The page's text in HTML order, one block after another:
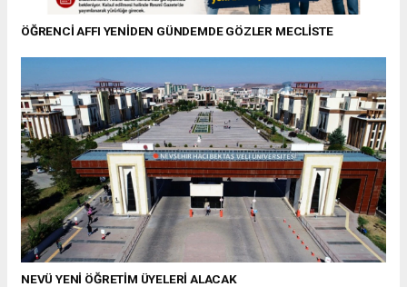
ÖĞRENCİ AFFI YENİDEN GÜNDEMDE GÖZLER MECLİSTE
NEVÜ YENİ ÖĞRETİM ÜYELERİ ALACAK